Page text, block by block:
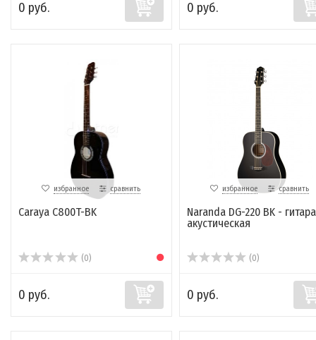
0 руб. 0 руб.
избранное сравнить
Caraya C800T-BK
(0)
0 руб.
избранное сравнить
Naranda DG-220 BK - гитара
акустическая
(0)
0 руб.